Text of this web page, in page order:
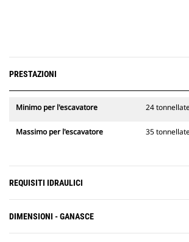
PRESTAZIONI
Minimo per l'escavatore 24
Massimo per l'escavatore 35
REQUISITI IDRAULICI
DIMENSIONI - GANASCE